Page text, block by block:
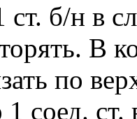
б/н в
В
по
соед. ст.